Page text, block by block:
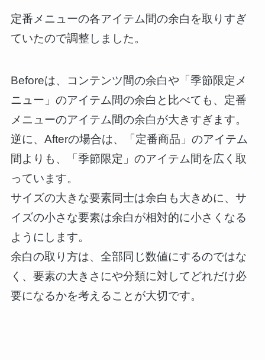
定番メニューの各アイテム間の余白を取りすぎ
ていたので調整しました。
Beforeは、コンテンツ間の余白や「季節限定メ
ニュー」のアイテム間の余白と比べても、定番
メニューのアイテム間の余白が大きすぎます。
逆に、Afterの場合は、「定番商品」のアイテム
間よりも、「季節限定」のアイテム間を広く取
っています。
サイズの大きな要素同士は余白も大きめに、サ
イズの小さな要素は余白が相対的に小さくなる
ようにします。
余白の取り方は、全部同じ数値にするのではな
く、要素の大きさにや分類に対してどれだけ必
要になるかを考えることが大切です。